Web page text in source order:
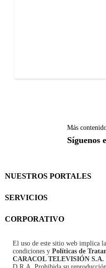
Más
Síguenos
NUESTROS PORTALES
SERVICIOS
CORPORATIVO
El uso de este sitio web implica
condiciones y Políticas de
CARACOL TELEVISIÓN S.A.